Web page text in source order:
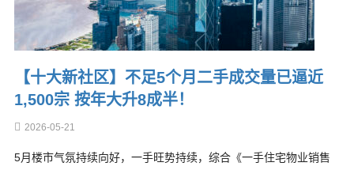
【十大新社区】不足5个月二手成交量已逼近
1,500宗 按年大升8成半！
2026-05-21
5月楼市气氛持续向好，一手旺势持续，综合《一手住宅物业销售